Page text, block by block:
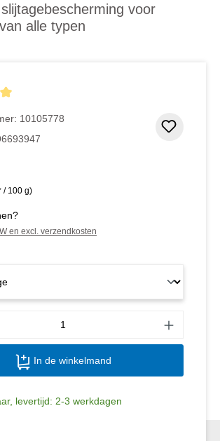
voor
alle typen
10105778
/ 100 g)
en excl. verzendkosten
In de winkelmand
levertijd: 2-3 werkdagen